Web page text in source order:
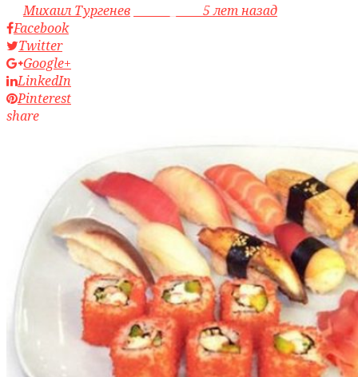
byМихаил Тургенев
5 лет назад
Facebook
Twitter
Google+
LinkedIn
Pinterest
share